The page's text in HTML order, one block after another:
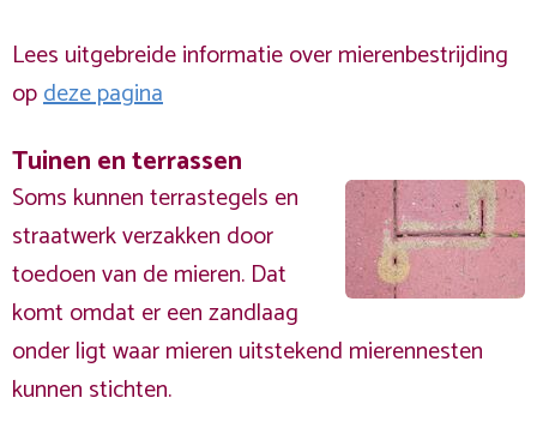
Lees uitgebreide informatie over mierenbestrijding
opdeze pagina
Tuinen en terrassen
Soms kunnen terrastegels en
straatwerk verzakken door
toedoen van de mieren. Dat
komt omdat er een zandlaag
onder ligt waar mieren uitstekend mierennesten
kunnen stichten.